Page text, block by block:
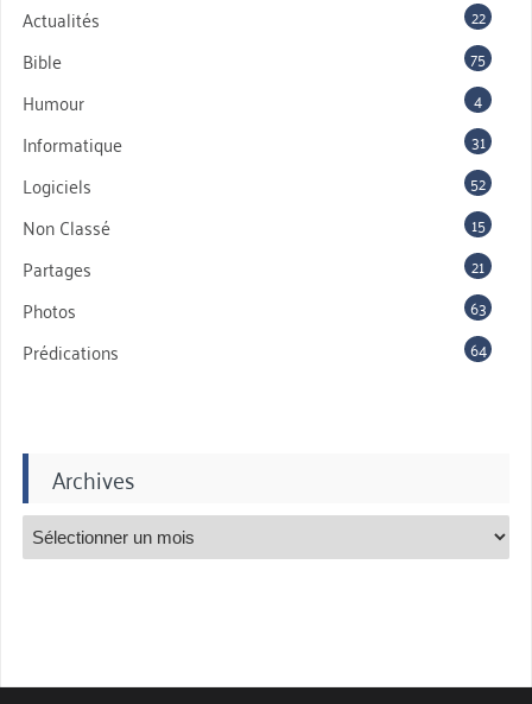
Actualités 22
Bible 75
Humour 4
Informatique 31
Logiciels 52
Non Classé 15
Partages 21
Photos 63
Prédications 64
Archives